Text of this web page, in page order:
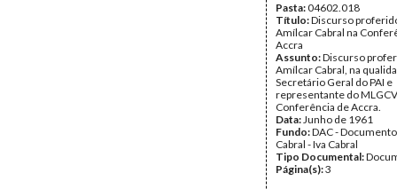
Pasta:04602.018
Título:Discurso
Amílcar Cabral na
Accra
Assunto:Discurso
Amílcar Cabral, na
Secretário Geral do PAI e
representante do
Conferência de Accra.
Data:Junho de 1961
Fundo:DAC -
Cabral - Iva Cabral
Tipo Documental:
Página(s):3